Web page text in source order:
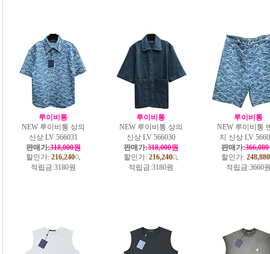
루이비통
NEW 루이비통 상의
신상 LV 566031
판매가:318,000원
할인가: 216,240
적립금:3180원
루이비통
NEW 루이비통 상의
신상 LV 566030
판매가:318,000원
할인가: 216,240
적립금:3180원
루이비통
NEW 루이비통
지 신상 LV
판매가:
할인가: 248,880
적립금:3660